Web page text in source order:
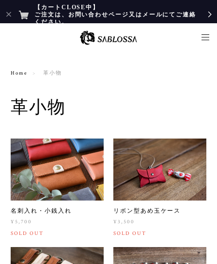
【カートCLOSE中】
ご注文は、お問い合わせページ又はメールにてご連絡
ください。
Home 革小物
革小物
名刺入れ・小銭入れ
¥5,700
SOLD OUT
リボン型あめ玉ケース
¥3,500
SOLD OUT